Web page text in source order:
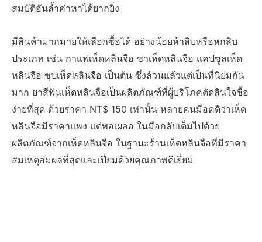
สมบัติอันล้ำค่าหาได้ยากยิ่ง
มีสินค้ามากมายให้เลือกซื้อได้ อย่างน้อยห้าสิบหรือหกสิบ
ประเภท เช่น กาแฟเห็ดหลินจือ ชาเห็ดหลินจือ แคปซูลเห็ด
หลินจือ ซุปเห็ดหลินจือ เป็นต้น ซึ่งล้วนแล้วแต่เป็นที่นิยมกัน
มาก ยาสีฟันเห็ดหลินจือเป็นผลิตภัณฑ์ที่ผู้บริโภคตัดสินใจซื้อ
ง่ายที่สุด ด้วยราคา NT$ 150 เท่านั้น หลายคนมีอคติว่าเห็ด
หลินจือมีราคาแพง แต่พอเผลอ ในมือกลับเต็มไปด้วย
ผลิตภัณฑ์จากเห็ดหลินจือ ในฐานะร้านเห็ดหลินจือที่มีราคา
สมเหตุสมผลที่สุดและเปี่ยมด้วยคุณภาพดีเยี่ยม